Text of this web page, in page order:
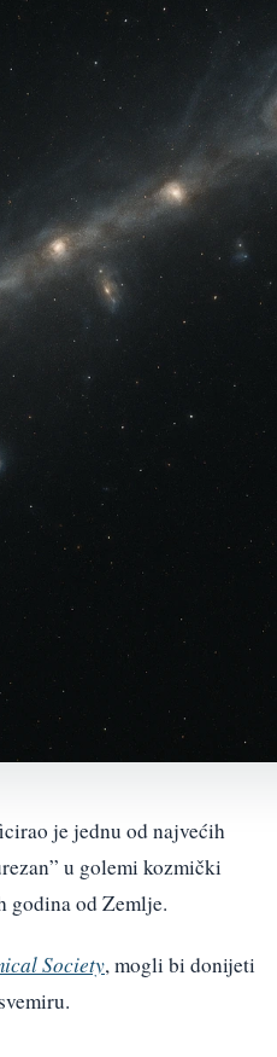
je jednu od najvećih
u golemi kozmički
godina od Zemlje.
Society, mogli bi donijeti